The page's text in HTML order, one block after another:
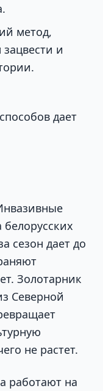
метод,
и
дает
сезон дает до
Золотарник
Северной
не растет.
работают на